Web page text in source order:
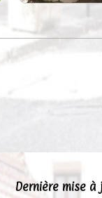
Dernière mise à